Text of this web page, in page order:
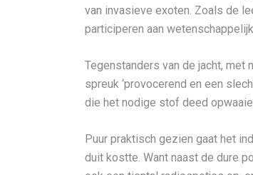
van invasieve exoten. Zoals de
participeren aan
Tegenstanders van de jacht, met
spreuk ‘provocerend en een
die het nodige stof deed
Puur praktisch gezien gaat het
duit kostte. Want naast de dure